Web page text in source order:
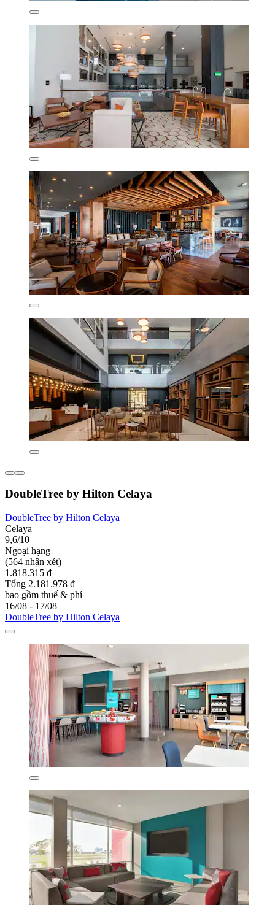
DoubleTree by Hilton Celaya
DoubleTree by Hilton Celaya
Celaya
9,6/10
Ngoại hạng
(564 nhận xét)
1.818.315 ₫
Tổng 2.181.978 ₫
bao gồm thuế & phí
16/08 - 17/08
DoubleTree by Hilton Celaya